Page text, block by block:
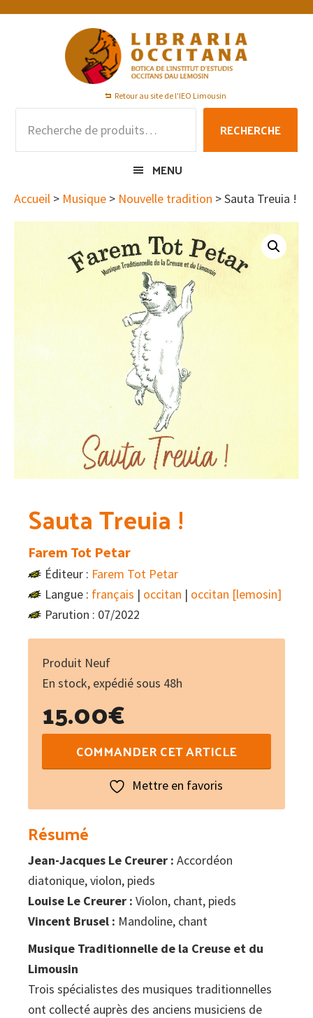
Passer
Passer
Passer
Retour au site de l'IEO Limousin
pour :
RECHERCHE
MENU
Accueil > Musique > Nouvelle tradition > Sauta Treuia !
Sauta Treuia !
Farem Tot Petar
Éditeur : Farem Tot Petar
Langue : français | occitan | occitan [lemosin]
Parution : 07/2022
Produit Neuf
En stock, expédié sous 48h
15.00€
de
!
COMMANDER CET ARTICLE
Mettre en favoris
Résumé
Jean-Jacques Le Creurer : Accordéon
diatonique, violon, pieds
Louise Le Creurer : Violon, chant, pieds
Vincent Brusel : Mandoline, chant
Musique Traditionnelle de la Creuse et du
Limousin
Trois spécialistes des musiques traditionnelles
ont collecté auprès des anciens musiciens de